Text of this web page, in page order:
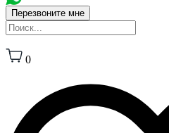
Перезвоните мне
0